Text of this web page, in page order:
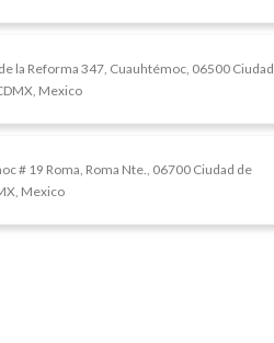
la Reforma 347, Cuauhtémoc, 06500 Ciudad
Mexico
# 19 Roma, Roma Nte., 06700 Ciudad de
Mexico